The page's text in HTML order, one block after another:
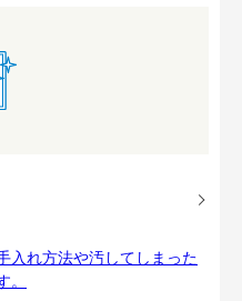
入れ方法や汚してしまった